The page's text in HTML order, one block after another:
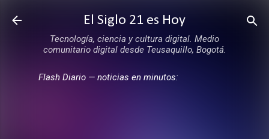
Ir al contenido principal
El Siglo 21 es Hoy
Tecnología, ciencia y cultura digital. Medio
comunitario digital desde Teusaquillo, Bogotá.
Flash Diario — noticias en minutos: